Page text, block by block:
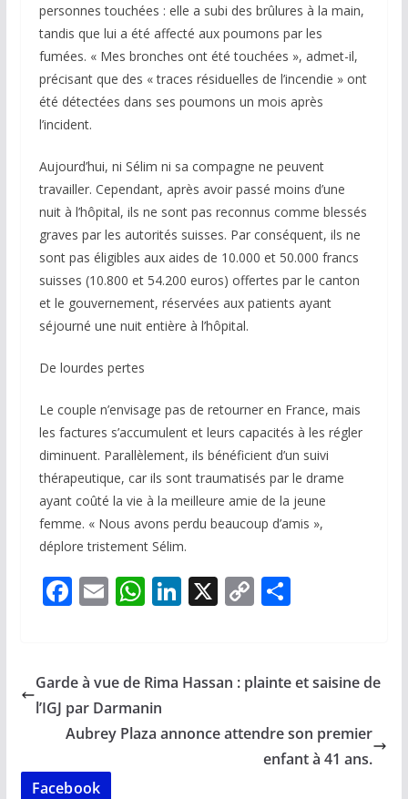
personnes touchées : elle a subi des brûlures à la main,
tandis que lui a été affecté aux poumons par les
fumées. « Mes bronches ont été touchées », admet-il,
précisant que des « traces résiduelles de l’incendie » ont
été détectées dans ses poumons un mois après
l’incident.
Aujourd’hui, ni Sélim ni sa compagne ne peuvent
travailler. Cependant, après avoir passé moins d’une
nuit à l’hôpital, ils ne sont pas reconnus comme blessés
graves par les autorités suisses. Par conséquent, ils ne
sont pas éligibles aux aides de 10.000 et 50.000 francs
suisses (10.800 et 54.200 euros) offertes par le canton
et le gouvernement, réservées aux patients ayant
séjourné une nuit entière à l’hôpital.
De lourdes pertes
Le couple n’envisage pas de retourner en France, mais
les factures s’accumulent et leurs capacités à les régler
diminuent. Parallèlement, ils bénéficient d’un suivi
thérapeutique, car ils sont traumatisés par le drame
ayant coûté la vie à la meilleure amie de la jeune
femme. « Nous avons perdu beaucoup d’amis »,
déplore tristement Sélim.
F
b
o
o
k
E
l
W
s
A
p
Li
e
n
X C
y
n
k
P
g
Garde à vue de Rima Hassan : plainte et saisine de
l’IGJ par Darmanin
Aubrey Plaza annonce attendre son premier
enfant à 41 ans.
Facebook